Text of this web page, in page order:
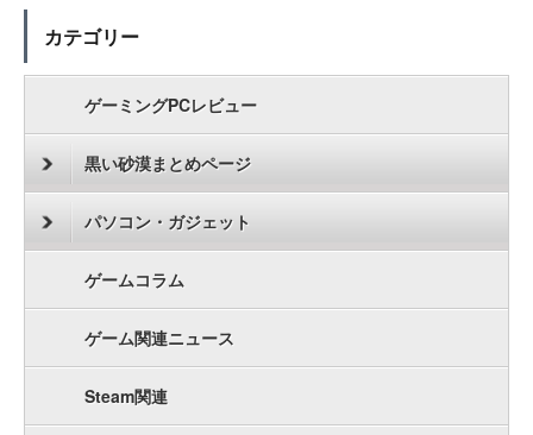
カテゴリー
ゲーミングPCレビュー
黒い砂漠まとめページ
パソコン・ガジェット
ゲームコラム
ゲーム関連ニュース
Steam関連